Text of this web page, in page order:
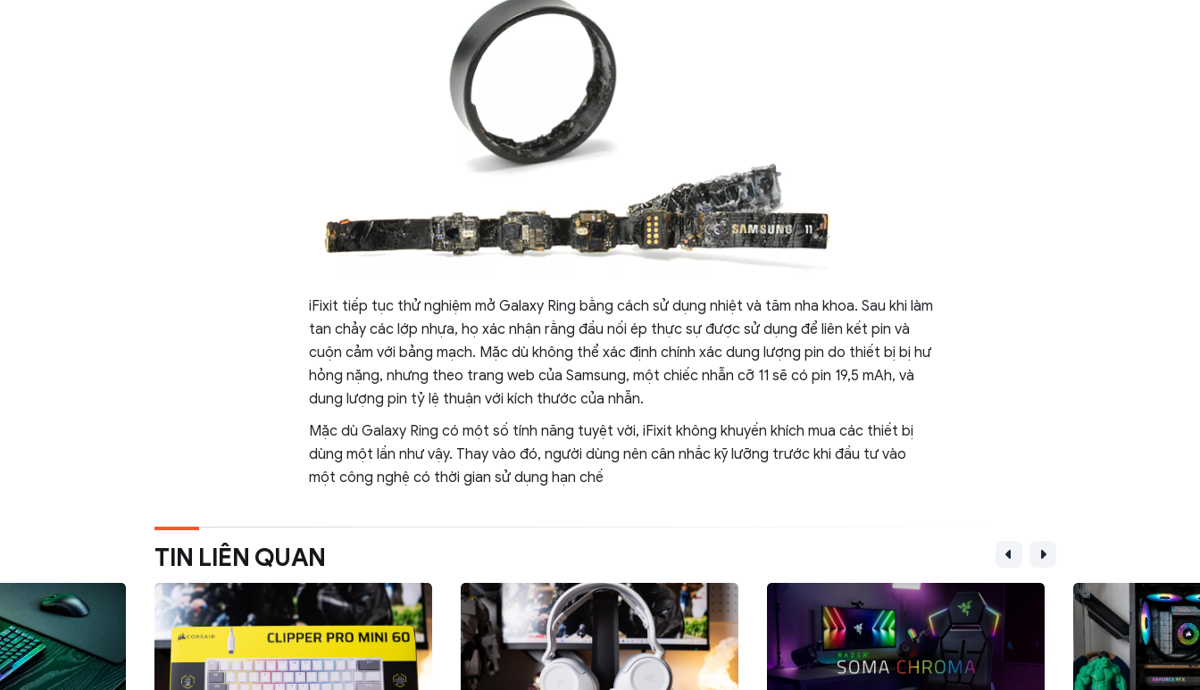
iFixit tiếp tục thử nghiệm mở Galaxy Ring bằng cách sử dụng nhiệt và tăm nha khoa. Sau khi làm
tan chảy các lớp nhựa, họ xác nhận rằng đầu nối ép thực sự được sử dụng để liên kết pin và
cuộn cảm với bảng mạch. Mặc dù không thể xác định chính xác dung lượng pin do thiết bị bị hư
hỏng nặng, nhưng theo trang web của Samsung, một chiếc nhẫn cỡ 11 sẽ có pin 19,5 mAh, và
dung lượng pin tỷ lệ thuận với kích thước của nhẫn.
Mặc dù Galaxy Ring có một số tính năng tuyệt vời, iFixit không khuyến khích mua các thiết bị
dùng một lần như vậy. Thay vào đó, người dùng nên cân nhắc kỹ lưỡng trước khi đầu tư vào
một công nghệ có thời gian sử dụng hạn chế
TIN LIÊN QUAN